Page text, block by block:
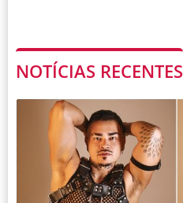
NOTÍCIAS RECENTES